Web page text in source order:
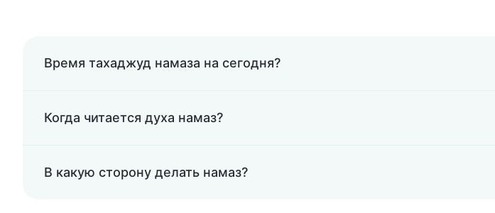
Время тахаджуд намаза на сегодня?
Когда читается духа намаз?
В какую сторону делать намаз?